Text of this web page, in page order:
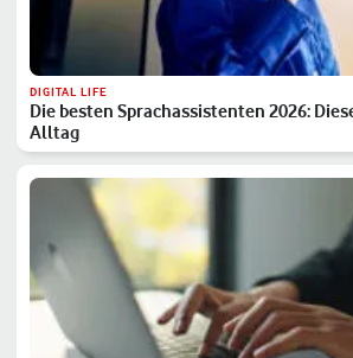
DIGITAL LIFE
Die besten Sprachassistenten 2026:
Alltag